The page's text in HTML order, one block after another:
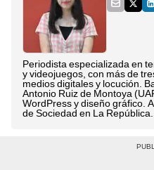
Periodista especializada en
y videojuegos, con más de
medios digitales y locución.
Antonio Ruiz de Montoya
WordPress y diseño gráfico.
de Sociedad en La República.